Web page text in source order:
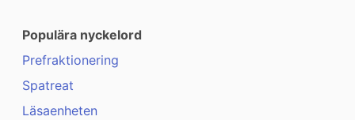
Populära nyckelord
Prefraktionering
Spatreat
Läsaenheten